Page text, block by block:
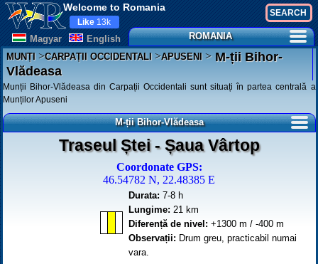
Welcome to Romania
Magyar English
Like 13k
ROMANIA
MUNȚI>CARPAȚII OCCIDENTALI>APUSENI>M-ții Bihor-
Vlădeasa
Munții Bihor-Vlădeasa din Carpații Occidentali sunt situați în partea centrală a
Munților Apuseni
M-ții Bihor-Vlădeasa
Traseul Ștei - Șaua Vârtop
Coordonate GPS:
46.54782 N, 22.48385 E
Durata: 7-8 h
Lungime: 21 km
Diferență de nivel: +1300 m / -400 m
Observații: Drum greu, practicabil numai
vara.